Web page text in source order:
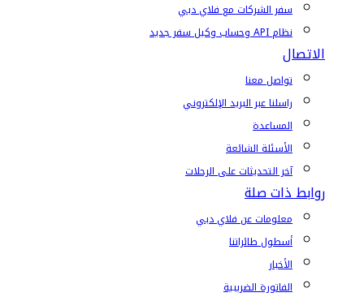
سفر الشركات مع فلاي دبي
نظام API وحساب وكيل سفر جديد
الاتصال
تواصل معنا
راسلنا عبر البريد الإلكتروني
المساعدة
الأسئلة الشائعة
آخر التحديثات على الرحلات
روابط ذات صلة
معلومات عن فلاي دبي
أسطول طائراتنا
الأخبار
الفاتورة الضريبية